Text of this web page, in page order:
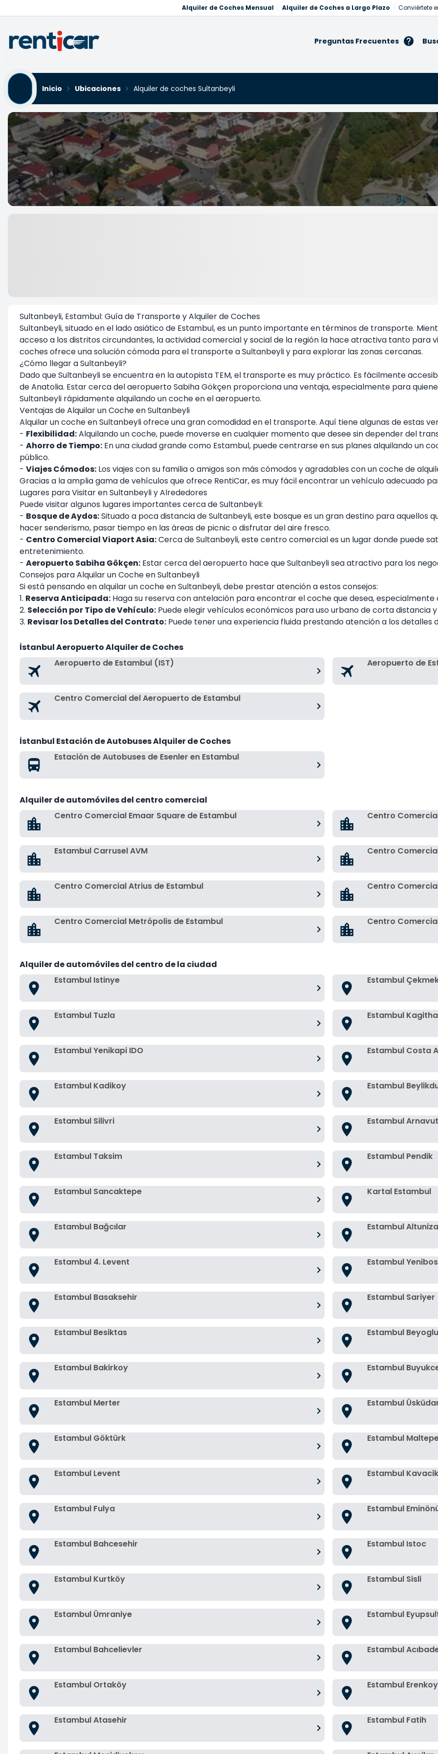
Alquiler de Coches Mensual Alquiler de Coches a Largo Plazo Conviértete
Preguntas Frecuentes
Inicio
Ubicaciones Alquiler de coches Sultanbeyli
Sultanbeyli, Estambul: Guía de Transporte y Alquiler de Coches
Sultanbeyli, situado en el lado asiático de Estambul, es un punto importante en términos de transporte.
acceso a los distritos circundantes, la actividad comercial y social de la región la hace atractiva tanto para
coches ofrece una solución cómoda para el transporte aSultanbeyliy para explorar las zonas cercanas.
¿Cómo llegar a Sultanbeyli?
Dado que Sultanbeyli se encuentra en la autopista TEM, el transporte es muy práctico. Es fácilmente
de Anatolia. Estar cerca del aeropuerto Sabiha Gökçen proporciona una ventaja, especialmente para
Sultanbeyli rápidamente alquilando un coche en el aeropuerto.
Ventajas de Alquilar un Coche en Sultanbeyli
Alquilar un coche en Sultanbeyli ofrece una gran comodidad en el transporte. Aquí tiene algunas de estas
- Flexibilidad:Alquilando un coche, puede moverse en cualquier momento que desee sin depender del
- Ahorro de Tiempo: En una ciudad grande como Estambul, puede centrarse en sus planes alquilando un
público.
- Viajes Cómodos: Los viajes con su familia o amigos son más cómodos y agradables con un coche de
Gracias a la amplia gama de vehículos que ofrece RentiCar, es muy fácil encontrar un vehículo adecuado
Lugares para Visitar en Sultanbeyli y Alrededores
Puede visitar algunos lugares importantes cerca de Sultanbeyli:
- Bosque de Aydos:Situado a poca distancia de Sultanbeyli, este bosque es un gran destino para aquellos
hacer senderismo, pasar tiempo en las áreas de picnic o disfrutar del aire fresco.
- Centro Comercial Viaport Asia:Cerca de Sultanbeyli, este centro comercial es un lugar donde puede
entretenimiento.
- Aeropuerto Sabiha Gökçen: Estar cerca del aeropuerto hace que Sultanbeyli sea atractivo para los
Consejos para Alquilar un Coche en Sultanbeyli
Si está pensando en alquilar un coche en Sultanbeyli, debe prestar atención a estos consejos:
1. Reserva Anticipada: Haga su reserva con antelación para encontrar el coche que desea,
2. Selección por Tipo de Vehículo: Puede elegir vehículos económicos para uso urbano de corta distancia
3. Revisar los Detalles del Contrato: Puede tener una experiencia fluida prestando atención a los detalles
İstanbul Aeropuerto Alquiler de Coches
Aeropuerto de Estambul (IST)
Aeropuerto de
Centro Comercial del Aeropuerto de Estambul
İstanbul Estación de Autobuses Alquiler de Coches
Estación de Autobuses de Esenler en Estambul
Alquiler de automóviles del centro comercial
Centro Comercial Emaar Square de Estambul
Centro
Estambul Carrusel AVM Centro
Centro Comercial Atrius de Estambul Centro
Centro Comercial Metrópolis de Estambul Centro
Alquiler de automóviles del centro de la ciudad
Estambul Istinye
Estambul
Estambul Tuzla Estambul
Estambul Yenikapi IDO Estambul Costa
Estambul Kadikoy Estambul
Estambul Silivri Estambul
Estambul Taksim Estambul Pendik
Estambul Sancaktepe Kartal Estambul
Estambul Bağcılar Estambul
Estambul 4. Levent Estambul
Estambul Basaksehir Estambul Sariyer
Estambul Besiktas Estambul Beyoglu
Estambul Bakirkoy Estambul
Estambul Merter Estambul
Estambul Göktürk Estambul
Estambul Levent Estambul Kavacik
Estambul Fulya Estambul
Estambul Bahcesehir Estambul Istoc
Estambul Kurtköy Estambul Sisli
Estambul Ümraniye Estambul
Estambul Bahcelievler Estambul
Estambul Ortaköy Estambul Erenkoy
Estambul Atasehir Estambul Fatih